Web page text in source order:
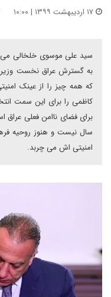
سید علی موسوی خلخالی می
به گسترش عراق نخست
که همه چیز را از عینک
کاظمی را برای این سمت
برای فضای ناامن فعلی عراق
سال نیست و هنوز روحیه
امنیتی اش می چربد.